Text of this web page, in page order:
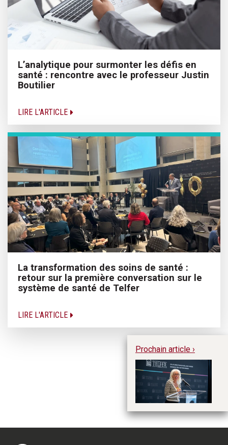
L’analytique pour surmonter les défis en
santé : rencontre avec le professeur Justin
Boutilier
LIRE L'ARTICLE
La transformation des soins de santé :
retour sur la première conversation sur le
système de santé de Telfer
LIRE L'ARTICLE
Prochain article ›